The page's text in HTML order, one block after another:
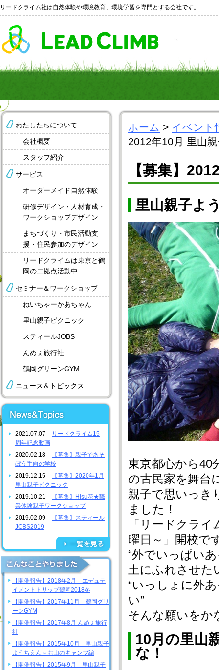
リードクライム社は自然体験や環境教育、環境学習を専門とする会社です。
ホーム > イベント
2012年10月 里山
【募集】
里山親子よ
東京都心から40
の古民家を舞台
親子で思いっき
ました！
「リードクラ
曜日～」開校で
“外でいっぱい
土にふれさせた
“いっしょに外
い”
そんな願いをか
10月の里山
な！
わたしたちについて
会社概要
スタッフ紹介
サービス
オーダーメイド自然体験
研修デザイン・人材育成・
ワークショップデザイン
まちづくり・市民活動支
援・住民参加のデザイン
リードクライムは東京と鶴
岡の二拠点活動中
セミナー＆ワークショップ
ねいちゃーかあちゃん
里山親子ピクニック
スティールJOBS
んめぇ旅行社
鶴岡グリーンGYM
ニュース＆トピックス
2021.07.07
リードクライム15
周年記念動画
2020.02.18
【募集】親子であそ
ぼう手向の学校
2019.12.15
【募集】2020年1月
里山親子ピクニック
2019.10.21
【募集】Hisu花★職
業体験親子ワークショップ
2019.02.09
【募集】スティール
JOBS2019
【開催報告】2018年2月 エデュテ
イメントトリップ鶴岡2018冬
【開催報告】2017年11月 鶴岡グリ
ーンGYM
【開催報告】2017年8月 んめぇ旅行
社
【開催報告】2015年10月 里山親子
ようちえん～お山のキャンプ編
【開催報告】2015年9月 里山親子